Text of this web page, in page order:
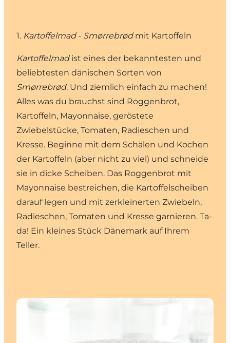
1. Kartoffelmad- Smørrebrød mit Kartoffeln
Kartoffelmadist eines der bekanntesten und
beliebtesten dänischen Sorten von
Smørrebrød. Und ziemlich einfach zu machen!
Alles was du brauchst sind Roggenbrot,
Kartoffeln, Mayonnaise, geröstete
Zwiebelstücke, Tomaten, Radieschen und
Kresse. Beginne mit dem Schälen und Kochen
der Kartoffeln (aber nicht zu viel) und schneide
sie in dicke Scheiben. Das Roggenbrot mit
Mayonnaise bestreichen, die Kartoffelscheiben
darauf legen und mit zerkleinerten Zwiebeln,
Radieschen, Tomaten und Kresse garnieren. Ta-
da! Ein kleines Stück Dänemark auf Ihrem
Teller.